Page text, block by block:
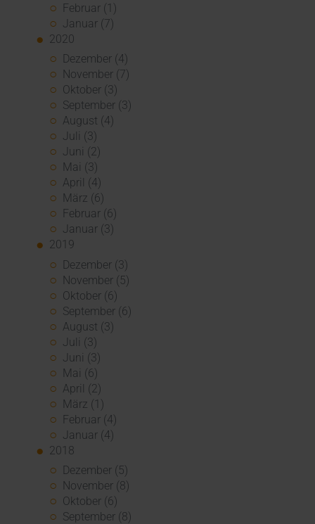
Februar (1)
Januar (7)
2020
Dezember (4)
November (7)
Oktober (3)
September (3)
August (4)
Juli (3)
Juni (2)
Mai (3)
April (4)
März (6)
Februar (6)
Januar (3)
2019
Dezember (3)
November (5)
Oktober (6)
September (6)
August (3)
Juli (3)
Juni (3)
Mai (6)
April (2)
März (1)
Februar (4)
Januar (4)
2018
Dezember (5)
November (8)
Oktober (6)
September (8)